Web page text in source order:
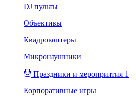
DJ пульты
Объективы
Квадрокоптеры
Микронаушники
Праздники и мероприятия 1
Корпоративные игры